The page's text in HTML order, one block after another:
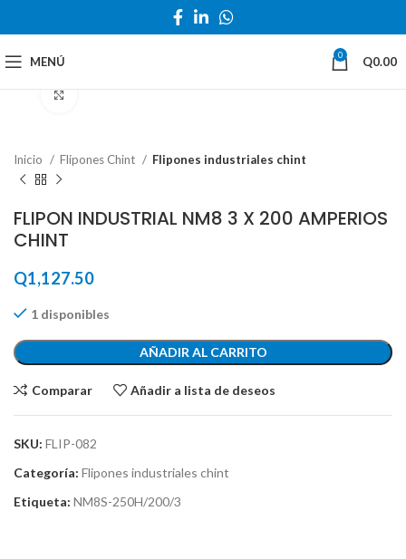
MENÚ 0 Q0.00
Inicio Flipones Chint Flipones industriales chint
FLIPON INDUSTRIAL NM8 3 X 200 AMPERIOS
CHINT
Q1,127.50
1 disponibles
AÑADIR AL CARRITO
Comparar Añadir a lista de deseos
SKU: FLIP-082
Categoría: Flipones industriales chint
Etiqueta: NM8S-250H/200/3